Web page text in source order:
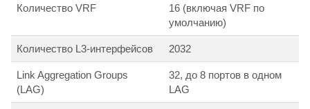
Количество VRF
16 (включая VRF по
умолчанию)
Количество L3-интерфейсов 2032
Link Aggregation Groups
(LAG)
32, до 8 портов в одном
LAG